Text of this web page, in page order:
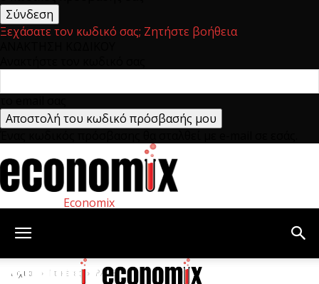
Ξεχάσατε τον κωδικό σας; Ζητήστε βοήθεια
Economix
Αρχική Ετικέτες ΡΑΑΕΥ